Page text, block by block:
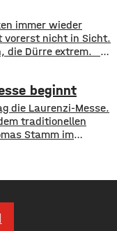
immer wieder
vorerst nicht in Sicht.
die Dürre extrem.
Kontrollflüge statt.
möglichen
Nicht nur
beginnt
die Laurenzi-Messe.
traditionellen
Stamm im